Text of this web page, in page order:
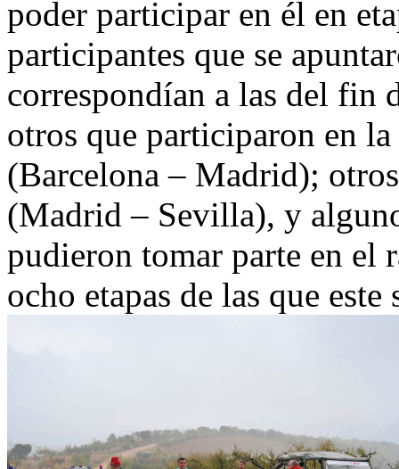
poder participar en él en
participantes que se
correspondían a las del fin
otros que participaron en
(Barcelona – Madrid);
(Madrid – Sevilla), y
pudieron tomar parte en el
ocho etapas de las que este